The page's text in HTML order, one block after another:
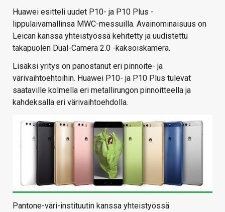
Huawei esitteli uudet P10- ja P10 Plus -
lippulaivamallinsa MWC-messuilla. Avainominaisuus on
Leican kanssa yhteistyössä kehitetty ja uudistettu
takapuolen Dual-Camera 2.0 -kaksoiskamera.
Lisäksi yritys on panostanut eri pinnoite- ja
värivaihtoehtoihin. Huawei P10- ja P10 Plus tulevat
saataville kolmella eri metallirungon pinnoitteella ja
kahdeksalla eri värivaihtoehdolla.
Pantone-väri-instituutin kanssa yhteistyössä